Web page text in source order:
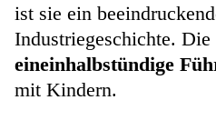
ist sie ein
Industriegeschichte. Die
eineinhalbstündige
mit Kindern.